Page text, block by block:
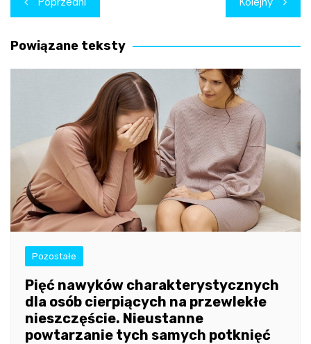
wpisu
Powiązane teksty
Pozostałe
Pięć nawyków charakterystycznych
dla osób cierpiących na przewlekłe
nieszczęście. Nieustanne
powtarzanie tych samych potknięć